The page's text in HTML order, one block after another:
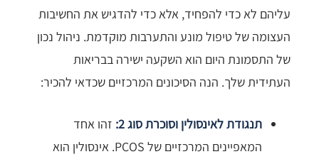
עליהם לא כדי להפחיד, אלא כדי להדגיש את החשיבות
העצומה של טיפול מונע והתערבות מוקדמת. ניהול נכון
של התסמונת היום הוא השקעה ישירה בבריאות
העתידית שלך. הנה הסיכונים המרכזיים שכדאי להכיר:
תנגודת לאינסולין וסוכרת סוג 2:
זהו אחד
המאפיינים המרכזיים של PCOS. אינסולין הוא